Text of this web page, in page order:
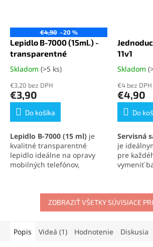
€4,90 –20 %
Lepidlo B-7000 (15ml.) -
transparentné
Priemerné
produktu
je
5,0
hviezdičiek.
Skladom (>5 ks)
€3,20 bez DPH
€3,90
Do košíka
Lepidlo B-7000 (15 ml) je
kvalitné transparentné
lepidlo ideálne na opravy
mobilných telefónov,
no pružný spoj, ktorý
odoláva otrasom, vode aj
oderu. Vďaka presnej
jednoducho nanáša aj na
11v1
Priemerné
produktu
je
5,0
Skladom
€4 bez DPH
€4,90
Do
Servisná
je
pre
vymeniť
Obsahuje
otváracie
aj vyberač
ZOBRAZIŤ VŠETKY SÚVISIACE
Popis Videá (1) Hodnotenie Diskusia